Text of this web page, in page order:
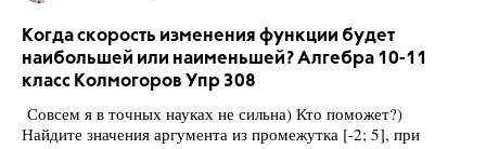
Когда скорость изменения функции будет
наибольшей или наименьшей? Алгебра 10-11
класс Колмогоров Упр 308
Совсем я в точных науках не сильна) Кто поможет?)
Найдите значения аргумента из промежутка [-2; 5], при